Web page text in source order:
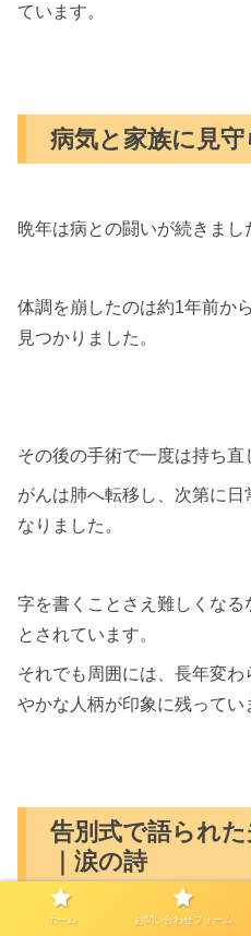
ています。
病気と家族に見
晩年は病との闘いが続きまし
体調を崩したのは約1年前か
見つかりました。
その後の手術で一度は持ち直
がんは肺へ転移し、次第に
なりました。
字を書くことさえ難しくな
とされています。
それでも周囲には、長年変
やかな人柄が印象に残ってい
告別式で語られ
｜涙の詩
ホーム お問い合わせフォーム